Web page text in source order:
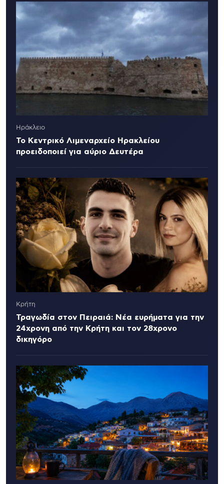
Ηράκλειο
Το Κεντρικό Λιμεναρχείο Ηρακλείου
προειδοποιεί για αύριο Δευτέρα
Κρήτη
Τραγωδία στον Πειραιά: Νέα ευρήματα για την
24χρονη από την Κρήτη και τον 28χρονο
δικηγόρο